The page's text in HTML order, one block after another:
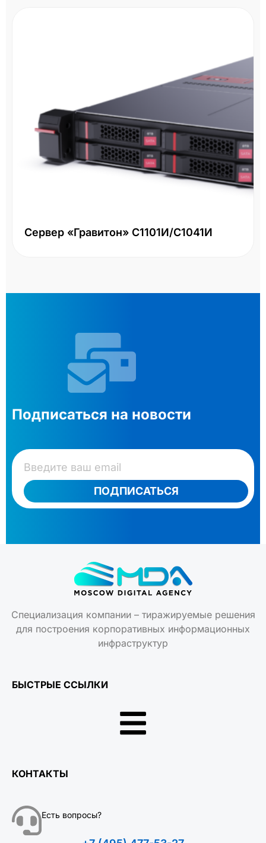
Сервер «Гравитон» С1101И/С1041И
Подписаться на новости
ПОДПИСАТЬСЯ
Специализация компании – тиражируемые решения
для построения корпоративных информационных
инфраструктур
БЫСТРЫЕ ССЫЛКИ
КОНТАКТЫ
Есть вопросы?